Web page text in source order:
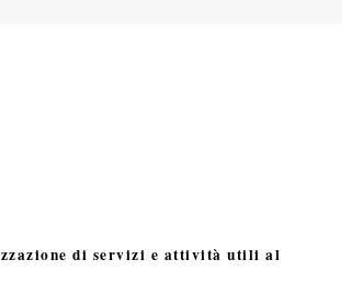
di servizi e attività utili al